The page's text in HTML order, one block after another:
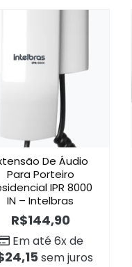
De Áudio
Para Porteiro
IPR 8000
IN – Intelbras
R$144,90
Em até 6x de
24,15 sem juros